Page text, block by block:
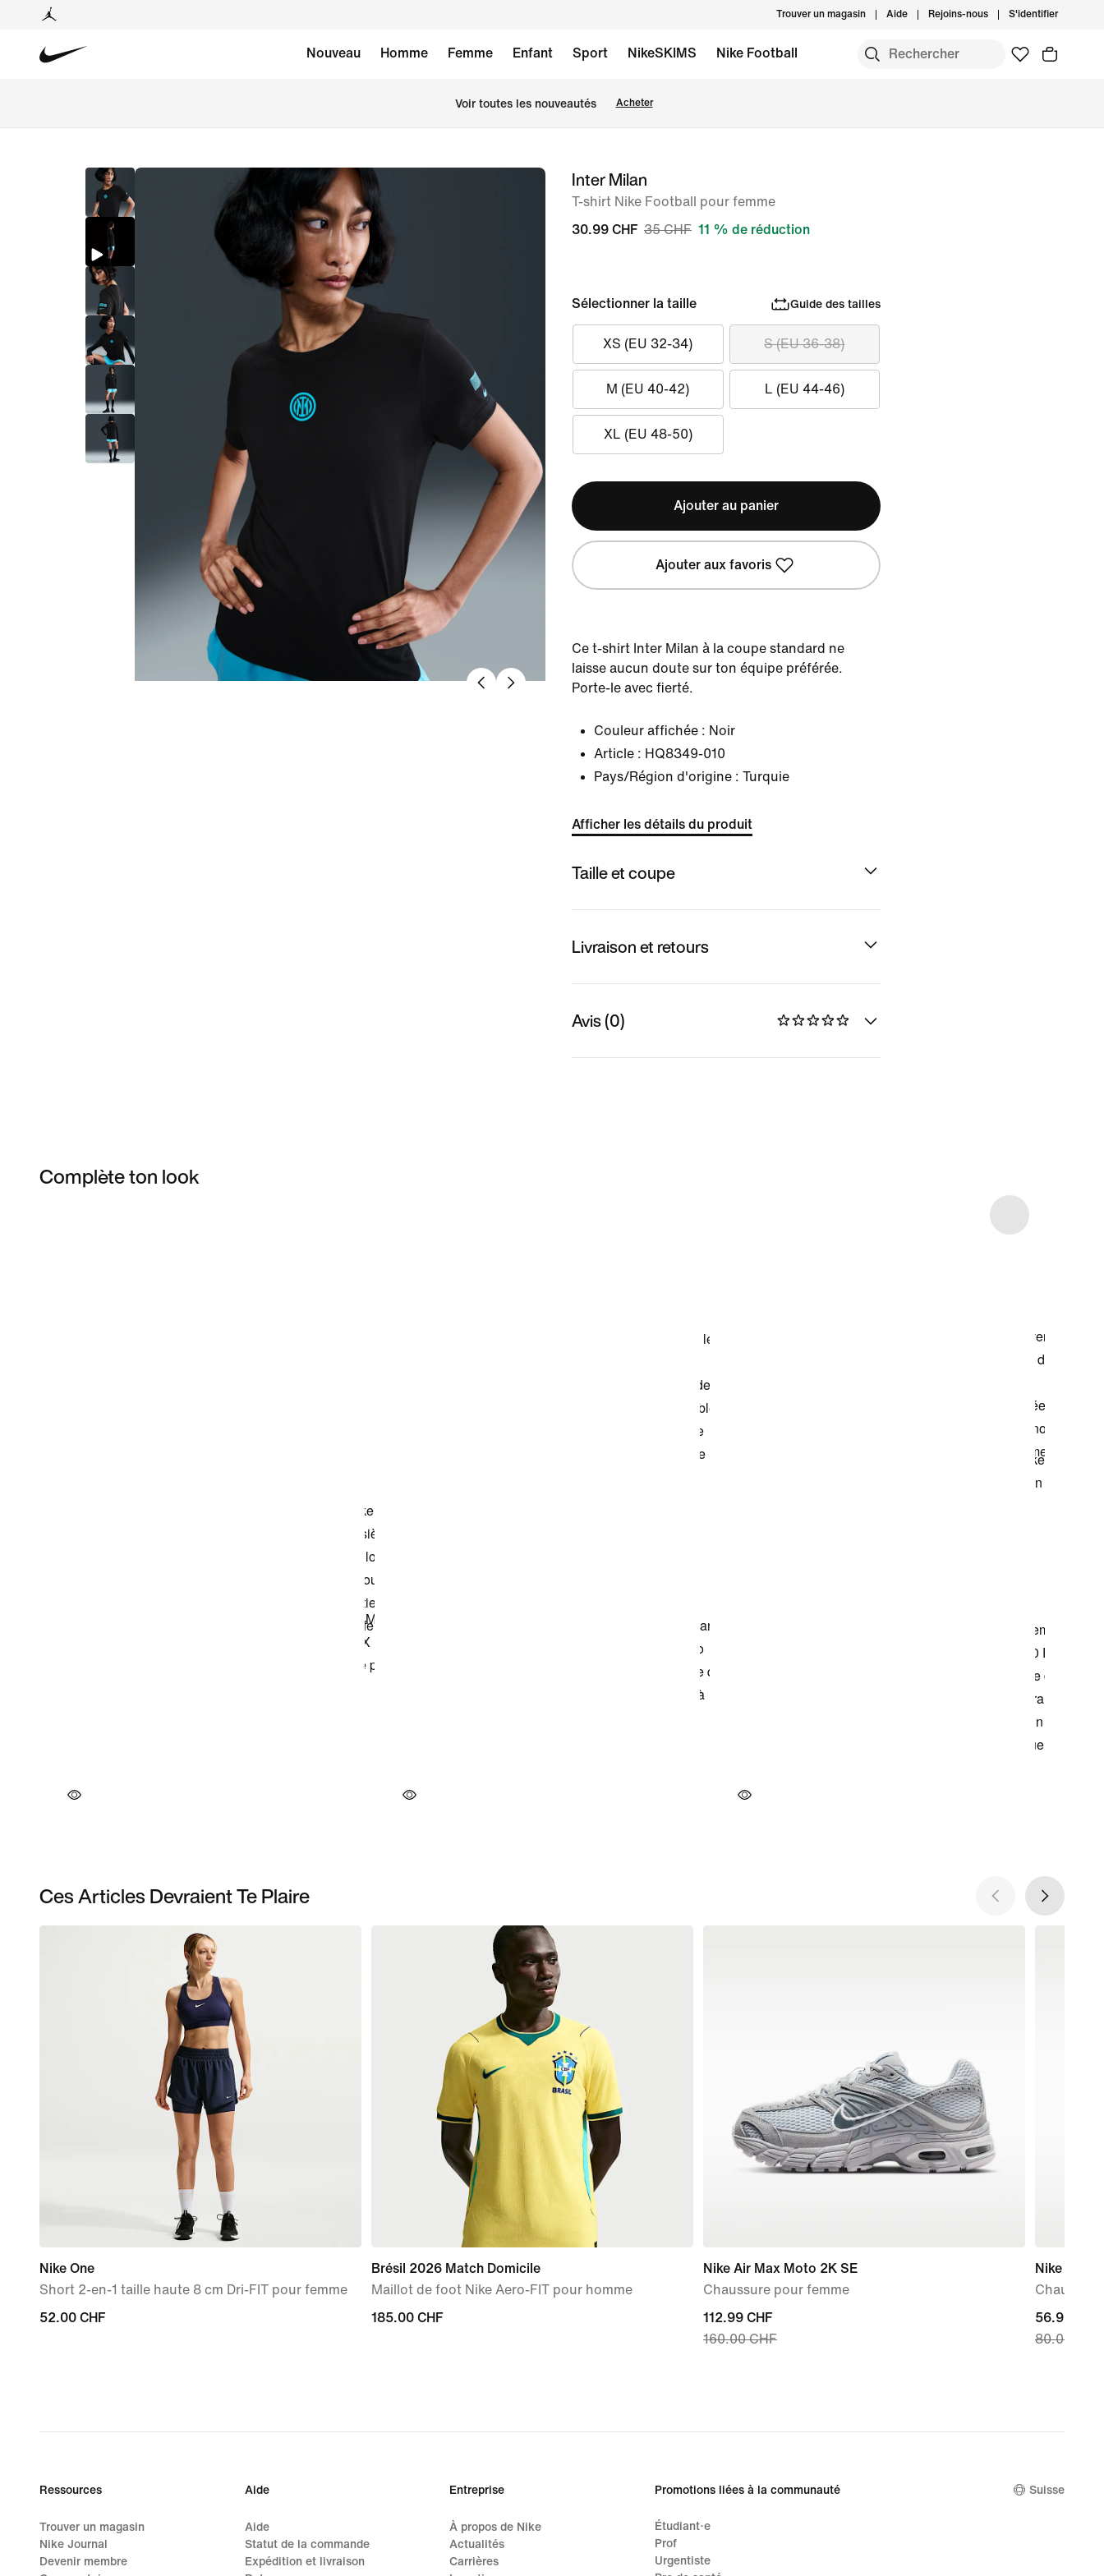
Trouver un magasin Aide Rejoins-nous S'identifier
Nouveau Homme Femme Enfant Sport NikeSKIMS Nike Football
Voir toutes les nouveautés Acheter
image 1Inter Milan
T-shirt Nike Football pour femme
30.99 CHF 35 CHF 11 % de réduction
Sélectionner la taille Guide des tailles
XS (EU 32-34) S (EU 36-38)
M (EU 40-42) L (EU 44-46)
XL (EU 48-50)
Ajouter au panier
Ajouter aux favoris
Ce t-shirt Inter Milan à la coupe standard ne
laisse aucun doute sur ton équipe préférée.
Porte-le avec fierté.
Couleur affichée : Noir
Article : HQ8349-010
Pays/Région d'origine : Turquie
Afficher les détails du produit
Taille et coupe
Livraison et retours
Avis (0)
Complète ton look
Ces Articles Devraient Te Plaire
Nike One
Short 2-en-1 taille haute 8 cm Dri-FIT pour femme
52.00 CHF
52.00 CHF
Brésil 2026 Match Domicile
Maillot de foot Nike Aero-FIT pour homme
185.00 CHF
185.00 CHF
Nike Air Max Moto 2K SE
Chaussure pour femme
current
price
160.00 CHF
112.99 CHF
160.00 CHF
Nike V5
current
price
80.00 CHF
56.99 CHF
80.00 CHF
Ressources
Trouver un magasin
Nike Journal
Devenir membre
Aide
Aide
Statut de la commande
Expédition et livraison
Entreprise
À propos de Nike
Actualités
Carrières
Promotions liées à la communauté
Étudiant·e
Prof
Urgentiste
Suisse